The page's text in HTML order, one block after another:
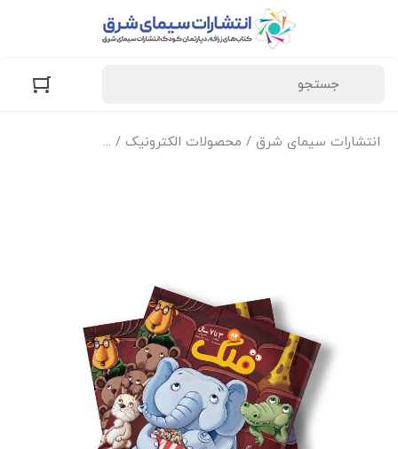
انتشارات سیمای شرق / محصولات الکترونیک / نسخه الکترونیک